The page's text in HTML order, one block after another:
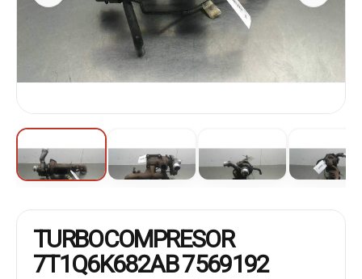
TURBOCOMPRESOR
7T1Q6K682AB 7569192